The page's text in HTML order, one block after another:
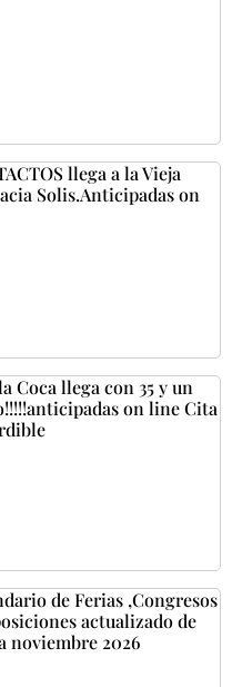
llega a la Vieja
Solis.Anticipadas on
Coca llega con 35 y un
on line Cita
de Ferias ,Congresos
actualizado de
noviembre 2026